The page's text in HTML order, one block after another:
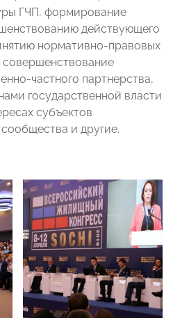
ГЧП, формирование
действующего
нормативно-правовых
совершенствование
частного партнерства,
государственной власти
субъектов
и другие.